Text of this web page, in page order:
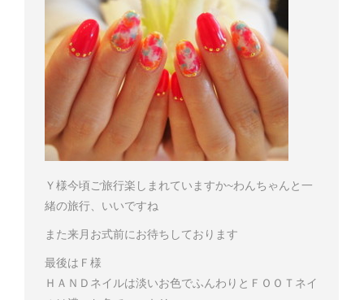
Ｙ様今頃ご旅行楽しまれていますか~わんちゃんと一
緒の旅行、いいですね
また来月お式前にお待ちしております
最後はＦ様
ＨＡＮＤネイルは淡いお色でふんわりと ＦＯＯＴネイ